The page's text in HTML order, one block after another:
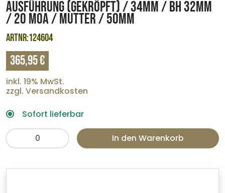
AUSFÜHRUNG (GEKRÖPFT) / 34MM / BH 32MM
/ 20 MOA / MUTTER / 50MM
ARTNR:124604
365,95 €
inkl. 19% MwSt.
zzgl. Versandkosten
Sofort lieferbar
In den Warenkorb